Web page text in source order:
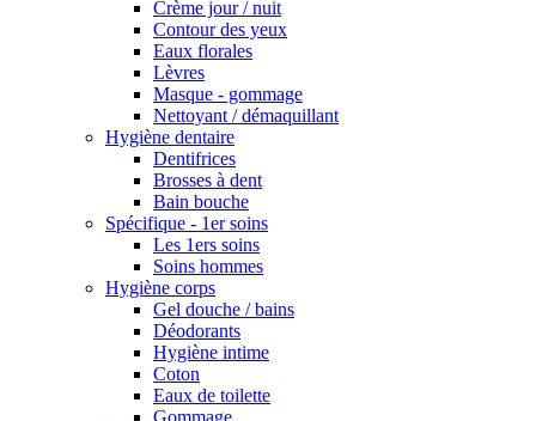
Crème jour / nuit
Contour des yeux
Eaux florales
Lèvres
Masque - gommage
Nettoyant / démaquillant
Hygiène dentaire
Dentifrices
Brosses à dent
Bain bouche
Spécifique - 1er soins
Les 1ers soins
Soins hommes
Hygiène corps
Gel douche / bains
Déodorants
Hygiène intime
Coton
Eaux de toilette